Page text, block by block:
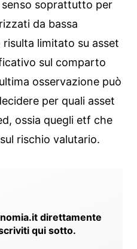
soprattutto per
da bassa
limitato su asset
sul comparto
osservazione può
per quali asset
ossia quegli etf che
rischio valutario.
direttamente
qui sotto.